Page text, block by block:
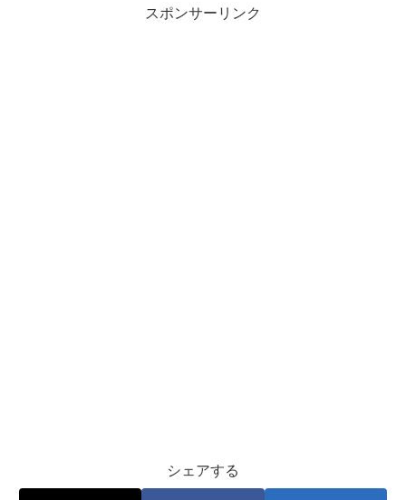
スポンサーリンク
シェアする